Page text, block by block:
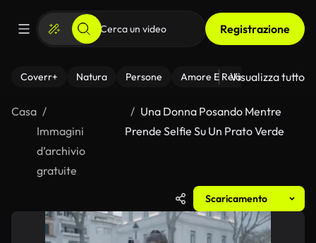
Registrazione
Coverr+ Natura Persone Amore E Relazioni Il
Visualizza tutto
Casa
Immagini
d’archivio
gratuite
Una Donna Posando Mentre
Prende Selfie Su Un Prato Verde
Scaricamento